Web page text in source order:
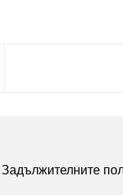
Задължителните